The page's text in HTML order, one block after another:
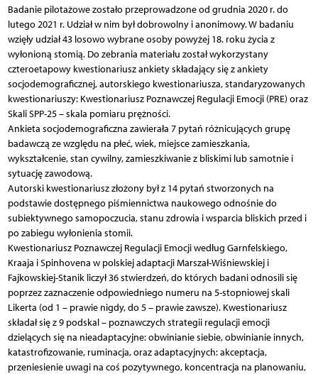
Badanie pilotażowe zostało przeprowadzone od grudnia 2020 r. do
lutego 2021 r. Udział w nim był dobrowolny i anonimowy. W badaniu
wzięły udział 43 losowo wybrane osoby powyżej 18. roku życia z
wyłonioną stomią. Do zebrania materiału został wykorzystany
czteroetapowy kwestionariusz ankiety składający się z ankiety
socjodemograficznej, autorskiego kwestionariusza, standaryzowanych
kwestionariuszy: Kwestionariusz Poznawczej Regulacji Emocji (PRE) oraz
Skali SPP-25 – skala pomiaru prężności.
Ankieta socjodemograficzna zawierała 7 pytań różnicujących grupę
badawczą ze względu na płeć, wiek, miejsce zamieszkania,
wykształcenie, stan cywilny, zamieszkiwanie z bliskimi lub samotnie i
sytuację zawodową.
Autorski kwestionariusz złożony był z 14 pytań stworzonych na
podstawie dostępnego piśmiennictwa naukowego odnośnie do
subiektywnego samopoczucia, stanu zdrowia i wsparcia bliskich przed i
po zabiegu wyłonienia stomii.
Kwestionariusz Poznawczej Regulacji Emocji według Garnfelskiego,
Kraaja i Spinhovena w polskiej adaptacji Marszał-Wiśniewskiej i
Fajkowskiej-Stanik liczył 36 stwierdzeń, do których badani odnosili się
poprzez zaznaczenie odpowiedniego numeru na 5-stopniowej skali
Likerta (od 1 – prawie nigdy, do 5 – prawie zawsze). Kwestionariusz
składał się z 9 podskal – poznawczych strategii regulacji emocji
dzielących się na nieadaptacyjne: obwinianie siebie, obwinianie innych,
katastrofizowanie, ruminacja, oraz adaptacyjnych: akceptacja,
przeniesienie uwagi na coś pozytywnego, koncentracja na planowaniu,